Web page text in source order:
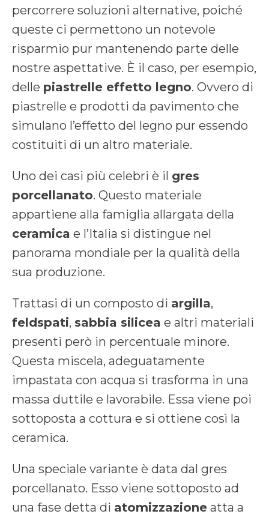
percorrere soluzioni alternative, poiché
queste ci permettono un notevole
risparmio pur mantenendo parte delle
nostre aspettative. È il caso, per esempio,
delle piastrelle effetto legno. Ovvero di
piastrelle e prodotti da pavimento che
simulano l’effetto del legno pur essendo
costituiti di un altro materiale.
Uno dei casi più celebri è il gres
porcellanato. Questo materiale
appartiene alla famiglia allargata della
ceramica e l’Italia si distingue nel
panorama mondiale per la qualità della
sua produzione.
Trattasi di un composto di argilla,
feldspati, sabbia silicea e altri materiali
presenti però in percentuale minore.
Questa miscela, adeguatamente
impastata con acqua si trasforma in una
massa duttile e lavorabile. Essa viene poi
sottoposta a cottura e si ottiene così la
ceramica.
Una speciale variante è data dal gres
porcellanato. Esso viene sottoposto ad
una fase detta di atomizzazione atta a